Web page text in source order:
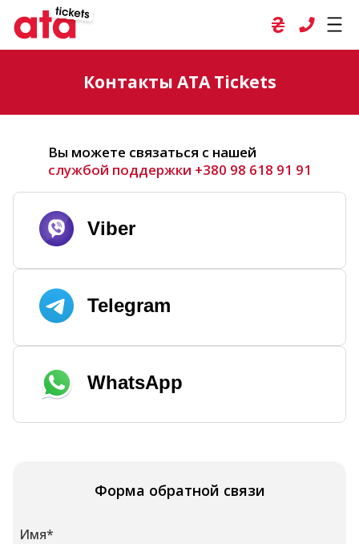
Контакты ATA Tickets
Вы можете связаться с нашей
службой поддержки +380 98 618 91 91
Viber
Telegram
WhatsApp
Форма обратной связи
Имя*